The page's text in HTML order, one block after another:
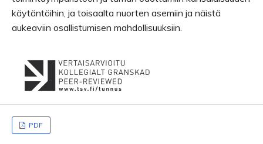
käytäntöihin, ja toisaalta nuorten asemiin ja näistä
aukeaviin osallistumisen mahdollisuuksiin.
PDF